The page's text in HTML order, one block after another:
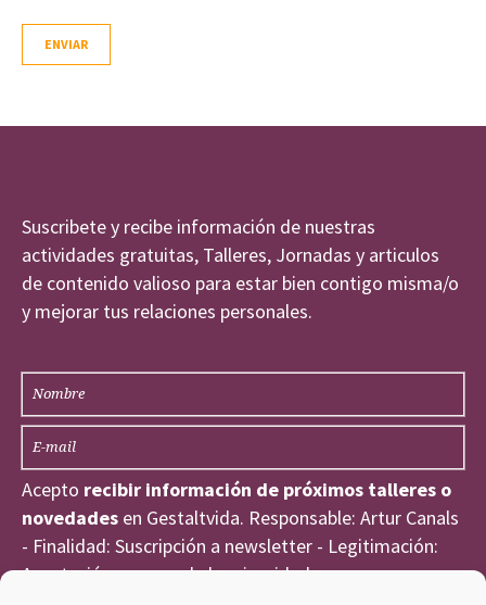
Suscribete y recibe información de nuestras
actividades gratuitas, Talleres, Jornadas y articulos
de contenido valioso para estar bien contigo misma/o
y mejorar tus relaciones personales.
Acepto recibir información de próximos talleres o
novedades en Gestaltvida. Responsable: Artur Canals
- Finalidad: Suscripción a newsletter - Legitimación:
Aceptación expresa de la privacidad